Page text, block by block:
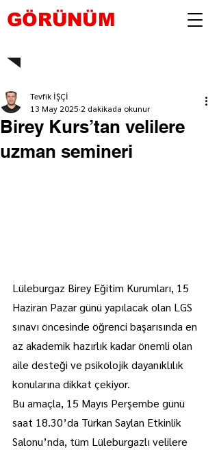
GÖRÜNÜM
Birey Kurs’tan velilere
uzman semineri
Tevfik İŞÇİ
13 May 2025 2 dakikada okunur
Lüleburgaz Birey Eğitim Kurumları, 15
Haziran Pazar günü yapılacak olan LGS
sınavı öncesinde öğrenci başarısında en
az akademik hazırlık kadar önemli olan
aile desteği ve psikolojik dayanıklılık
konularına dikkat çekiyor.
Bu amaçla, 15 Mayıs Perşembe günü
saat 18.30’da Türkan Saylan Etkinlik
Salonu’nda, tüm Lüleburgazlı velilere